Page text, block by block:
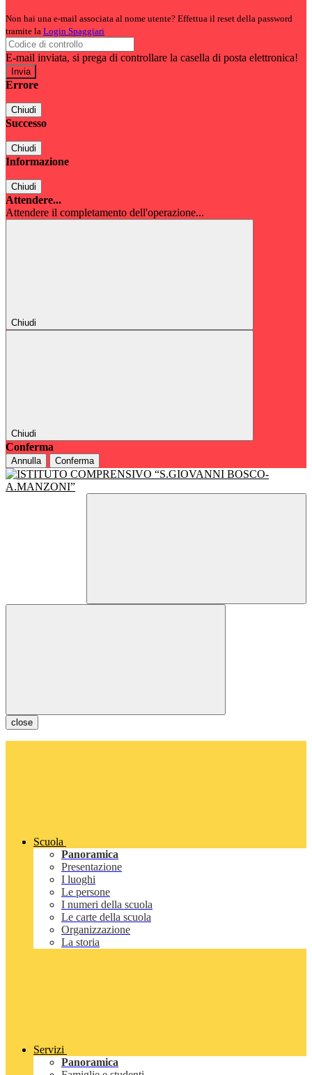
Non hai una e-mail associata al nome utente? Effettua il reset della password
tramite la Login Spaggiari
E-mail inviata, si prega di controllare la casella di posta elettronica!
Errore
Chiudi
Successo
Chiudi
Informazione
Chiudi
Attendere...
Attendere il completamento dell'operazione...
Chiudi
Chiudi
Conferma
Annulla Conferma
close
Scuola
Panoramica
Presentazione
I luoghi
Le persone
I numeri della scuola
Le carte della scuola
Organizzazione
La storia
Servizi
Panoramica